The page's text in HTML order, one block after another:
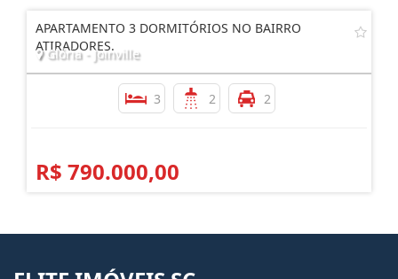
APARTAMENTO 3 DORMITÓRIOS NO BAIRRO
ATIRADORES.
Glória - Joinville
3 2 2
R$ 790.000,00